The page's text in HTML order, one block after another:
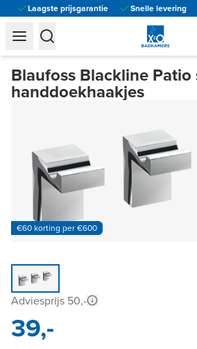
Laagste prijsgarantie Snelle levering
general.navigation.toggle_menu.label
Blaufoss Blackline Patio
handdoekhaakjes
€60 korting per €600
Adviesprijs 50,-
39,-